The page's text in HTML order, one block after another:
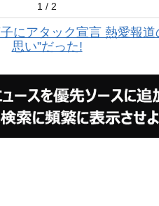
1 / 2
にアタック宣言 熱愛報
思い”だった!